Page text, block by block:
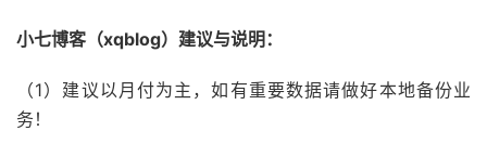
小七博客（xqblog）建议与说明：
（1）建议以月付为主，如有重要数据请做好本地备份业
务！